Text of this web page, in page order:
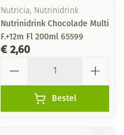
Nutricia, Nutrinidrink
Nutrinidrink Chocolade Multi
F.+12m Fl 200ml 65599
€ 2,60
Bestel